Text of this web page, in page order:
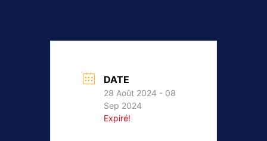
DATE
28 Août 2024 - 08
Sep 2024
Expiré!